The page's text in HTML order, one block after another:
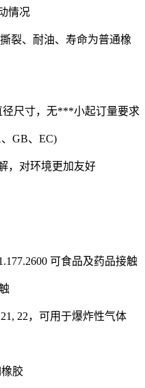
情况
、耐油、寿命为普通橡
尺寸，无***小起订量要求
GB、EC)
对环境更加友好
可食品及药品接触
22，可用于爆炸性气体
胶